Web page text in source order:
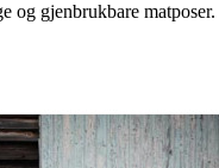
og gjenbrukbare matposer.